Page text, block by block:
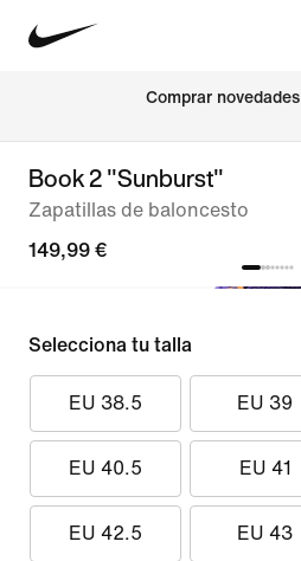
Comprar novedades
Book 2 "Sunburst"
Zapatillas de baloncesto
149,99 €
Selecciona tu talla
EU 38.5 EU 39
EU 40.5 EU 41
EU 42.5 EU 43